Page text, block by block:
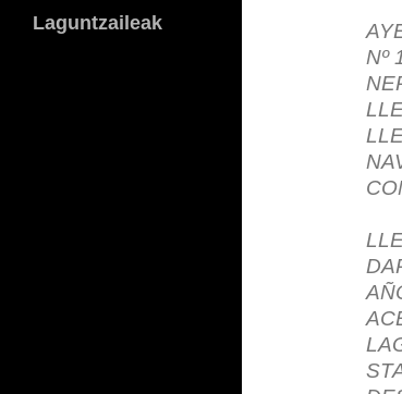
Nº
Laguntzaileak